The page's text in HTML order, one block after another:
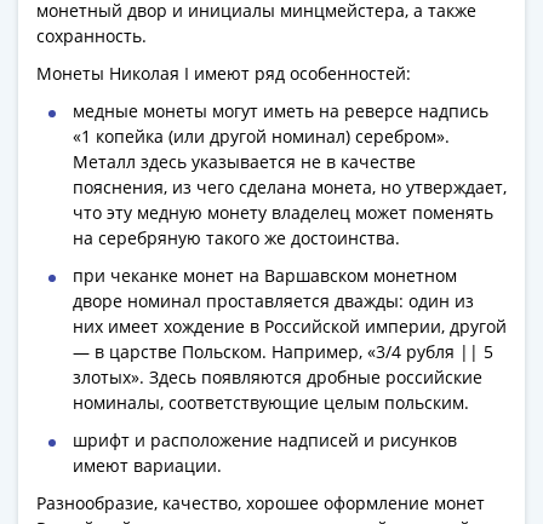
1991
Гражданская
война
царской
Частные
выпуски
Банкноты
красивыми
номерами
Лотерейные
Евросувенир
Облигации
монетный двор и инициалы минцмейстера, а также
сохранность.
Монеты Николая I имеют ряд особенностей:
медные монеты могут иметь на реверсе надпись
«1 копейка (или другой номинал) серебром».
Металл здесь указывается не в качестве
пояснения, из чего сделана монета, но утверждает,
что эту медную монету владелец может поменять
на серебряную такого же достоинства.
при чеканке монет на Варшавском монетном
дворе номинал проставляется дважды: один из
них имеет хождение в Российской империи, другой
— в царстве Польском. Например, «3/4 рубля || 5
злотых». Здесь появляются дробные российские
номиналы, соответствующие целым польским.
шрифт и расположение надписей и рисунков
имеют вариации.
Разнообразие, качество, хорошее оформление монет